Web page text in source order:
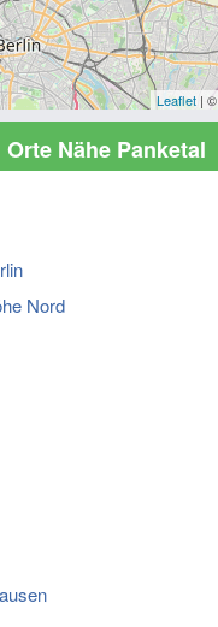
Leaflet | ©
Nähe Panketal
Nord